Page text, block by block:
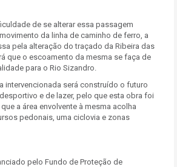
de se alterar essa passagem
da linha de caminho de ferro, a
pela alteração do traçado da Ribeira das
que o escoamento da mesma se faça de
para o Rio Sizandro.
intervencionada será construído o futuro
e de lazer, pelo que esta obra foi
a área envolvente à mesma acolha
pedonais, uma ciclovia e zonas
pelo Fundo de Proteção de